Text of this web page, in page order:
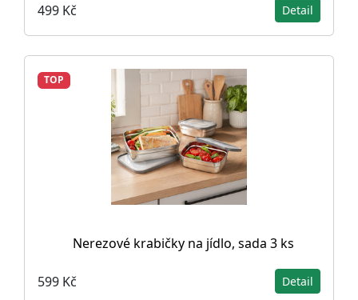
499 Kč Detail
TOP
Nerezové krabičky na jídlo, sada 3 ks
599 Kč Detail